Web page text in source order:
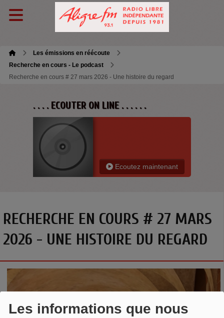
Les informations que nous
Les émissions en réécoute
Recherche en cours - Le podcast
Recherche en cours # 27 mars 2026 - Une histoire du regard
. . . . ECOUTER ON LINE . . . . . .
Ecoutez maintenant
RECHERCHE EN COURS # 27 MARS
2026 - UNE HISTOIRE DU REGARD